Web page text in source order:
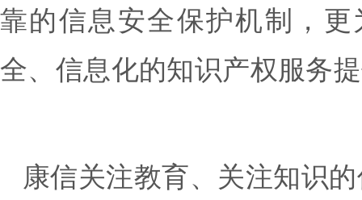
靠的信息安全保护机制，
全、信息化的知识产权服务
康信关注教育、关注知识